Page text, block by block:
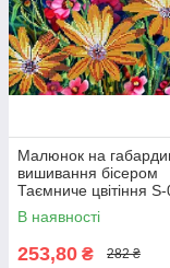
Малюнок на
вишивання бісером
Таємниче цвітіння
В наявності
253,80 ₴ 282 ₴